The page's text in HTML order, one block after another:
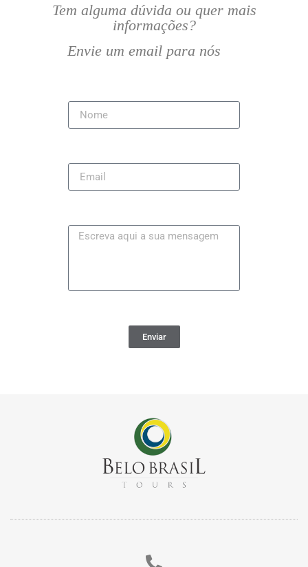
Tem alguma dúvida ou quer mais
informações?
Envie um email para nós
Enviar